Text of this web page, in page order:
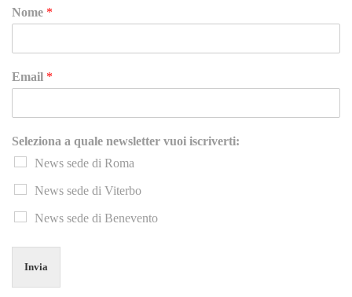
Nome *
Email *
Seleziona a quale newsletter vuoi iscriverti:
News sede di Roma
News sede di Viterbo
News sede di Benevento
Invia